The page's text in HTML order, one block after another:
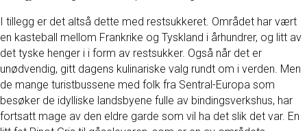
I tillegg er det altså dette med restsukkeret. Området har vært
en kasteball mellom Frankrike og Tyskland i århundrer, og litt av
det tyske henger i i form av restsukker. Også når det er
unødvendig, gitt dagens kulinariske valg rundt om i verden. Men
de mange turistbussene med folk fra Sentral-Europa som
besøker de idylliske landsbyene fulle av bindingsverkshus, har
fortsatt mage av den eldre garde som vil ha det slik det var. En